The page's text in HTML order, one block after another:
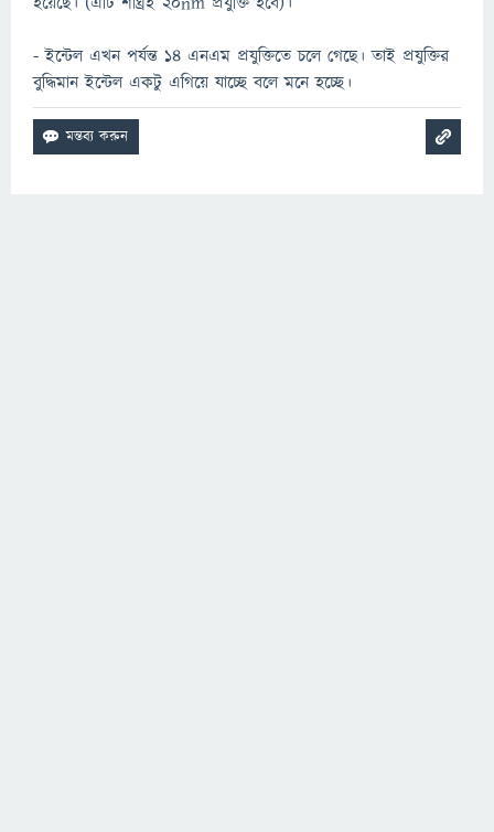
- ইন্টেল এখন পর্যন্ত 14 এনএম প্রযুক্তিতে চলে গেছে। তাই প্রযুক্তির
বুদ্ধিমান ইন্টেল একটু এগিয়ে যাচ্ছে বলে মনে হচ্ছে।